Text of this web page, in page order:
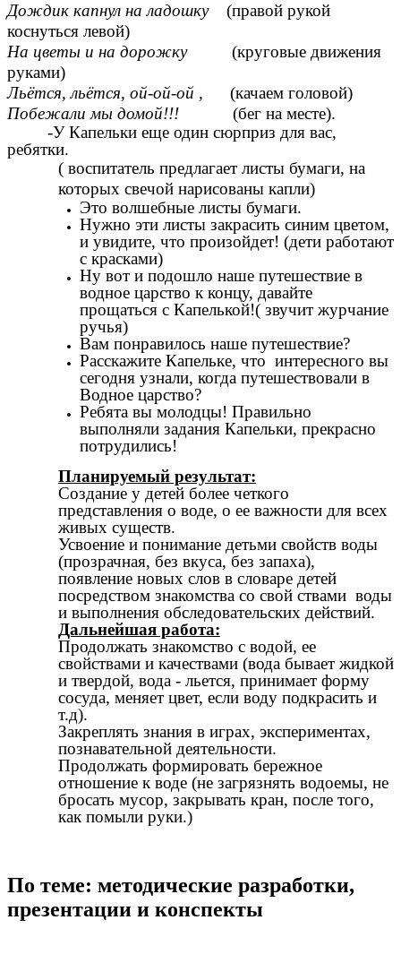
Дождик капнул на ладошку (правой рукой
коснуться левой)
На цветы и на дорожку (круговые движения
руками)
Льётся, льётся, ой-ой-ой , (качаем головой)
Побежали мы домой!!!
(бег на месте).
-У Капельки еще один сюрприз для вас,
ребятки.
( воспитатель предлагает листы бумаги, на
которых свечой нарисованы капли)
Это волшебные листы бумаги.
Нужно эти листы закрасить синим цветом,
и увидите, что произойдет! (дети работают
с красками)
Ну вот и подошло наше путешествие в
водное царство к концу, давайте
прощаться с Капелькой!( звучит журчание
ручья)
Вам понравилось наше путешествие?
Расскажите Капельке, что интересного вы
сегодня узнали, когда путешествовали в
Водное царство?
Ребята вы молодцы! Правильно
выполняли задания Капельки, прекрасно
потрудились!
Планируемый результат:
Создание у детей более четкого
представления о воде, о ее важности для всех
живых существ.
Усвоение и понимание детьми свойств воды
(прозрачная, без вкуса, без запаха),
появление новых слов в словаре детей
посредством знакомства со свой ствами воды
и выполнения обследовательских действий.
Дальнейшая работа:
Продолжать знакомство с водой, ее
свойствами и качествами (вода бывает жидкой
и твердой, вода - льется, принимает форму
сосуда, меняет цвет, если воду подкрасить и
т.д).
Закреплять знания в играх, экспериментах,
познавательной деятельности.
Продолжать формировать бережное
отношение к воде (не загрязнять водоемы, не
бросать мусор, закрывать кран, после того,
как помыли руки.)
По теме: методические разработки,
презентации и конспекты